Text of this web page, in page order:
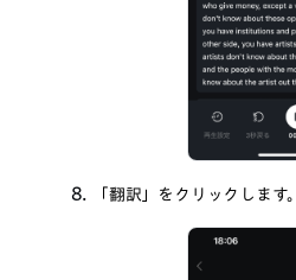
「翻訳」をクリックします。